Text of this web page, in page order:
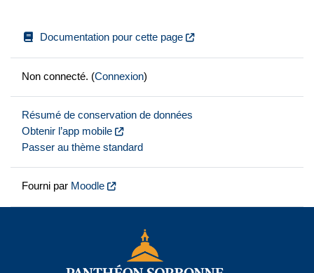
Documentation pour cette page
Non connecté. (Connexion)
Résumé de conservation de données
Obtenir l’app mobile
Passer au thème standard
Fourni par Moodle